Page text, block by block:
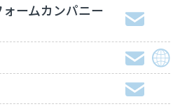
ームカンパニー